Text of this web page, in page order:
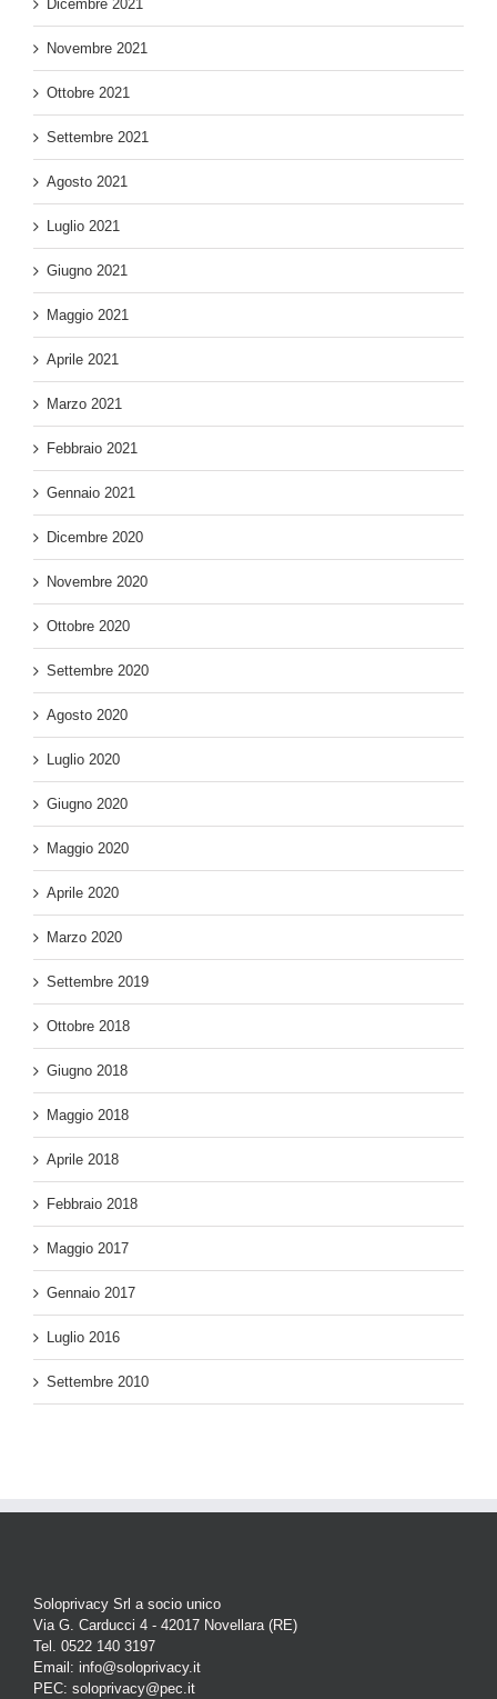
Dicembre 2021
Novembre 2021
Ottobre 2021
Settembre 2021
Agosto 2021
Luglio 2021
Giugno 2021
Maggio 2021
Aprile 2021
Marzo 2021
Febbraio 2021
Gennaio 2021
Dicembre 2020
Novembre 2020
Ottobre 2020
Settembre 2020
Agosto 2020
Luglio 2020
Giugno 2020
Maggio 2020
Aprile 2020
Marzo 2020
Settembre 2019
Ottobre 2018
Giugno 2018
Maggio 2018
Aprile 2018
Febbraio 2018
Maggio 2017
Gennaio 2017
Luglio 2016
Settembre 2010
Soloprivacy Srl a socio unico
Via G. Carducci 4 - 42017 Novellara (RE)
Tel. 0522 140 3197
Email: info@soloprivacy.it
PEC: soloprivacy@pec.it